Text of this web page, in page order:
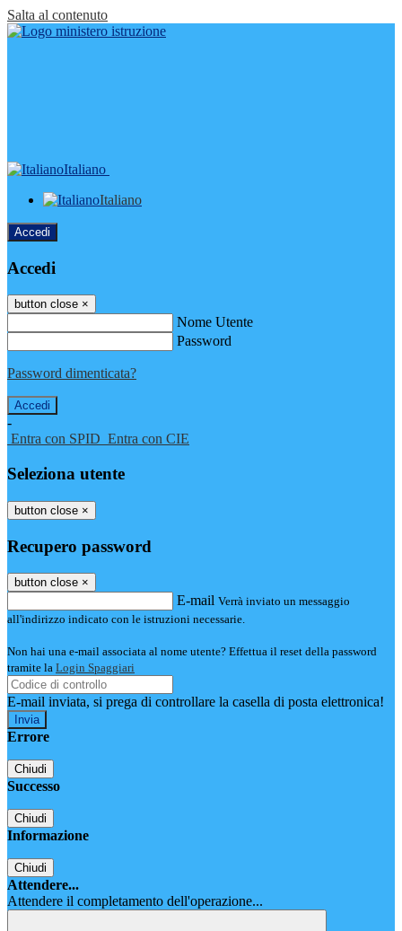
Salta al contenuto
Italiano
Italiano
Accedi
Accedi
button close ×
Nome Utente
Password
Password dimenticata?
-
Entra con SPID Entra con CIE
Seleziona utente
button close ×
Recupero password
button close ×
E-mail Verrà inviato un messaggio
all'indirizzo indicato con le istruzioni necessarie.
Non hai una e-mail associata al nome utente? Effettua il reset della password
tramite la Login Spaggiari
E-mail inviata, si prega di controllare la casella di posta elettronica!
Errore
Chiudi
Successo
Chiudi
Informazione
Chiudi
Attendere...
Attendere il completamento dell'operazione...